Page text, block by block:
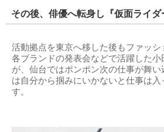
その後、俳優へ転身し『仮面ライ
活動拠点を東京へ移した後もファッシ
各ブランドの発表会などで活躍した小
が、仙台ではポンポン次の仕事が舞
は自分から掴みにいかないと仕事は
す。